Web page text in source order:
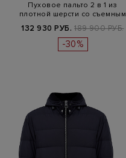
Пуховое пальто 2 в 1 из
плотной шерсти со съемным
капю…
132 930 РУБ. 189 900 РУБ.
-30%